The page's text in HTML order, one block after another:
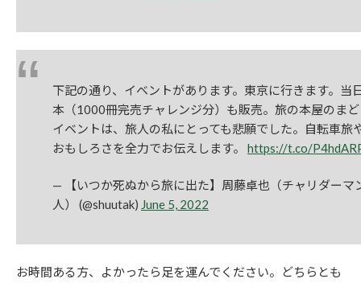
下記の通り、イベントがあります。東京に行きます。当
本（1000冊完売チャレンジ分）も販売。旅の本屋のま
イベントは、旅人の私にとっても悲願でした。自転車旅
おもしろさを全力でお伝えします。 https://t.co/
— 【いつか死ぬから旅に出た】周藤卓也（チャリダーマ
人） (@shuutak) June 5, 2022
お時間ある方、よかったら足を運んでください。どちらとも